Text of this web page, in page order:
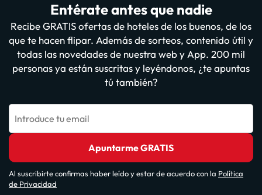
Entérate antes que nadie
Recibe GRATIS ofertas de hoteles de los buenos, de los
que te hacen flipar. Además de sorteos, contenido útil y
todas las novedades de nuestra web y App. 200 mil
personas ya están suscritas y leyéndonos, ¿te apuntas
tú también?
Introduce tu email
Apuntarme GRATIS
Al suscribirte confirmas haber leído y estar de acuerdo con la Política
de Privacidad